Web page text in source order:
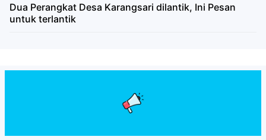
Dua Perangkat Desa Karangsari dilantik, Ini Pesan
untuk terlantik